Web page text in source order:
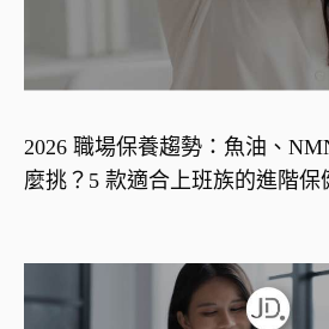
2026 職場保養趨勢：魚油、
麼挑？5 款適合上班族的進階保